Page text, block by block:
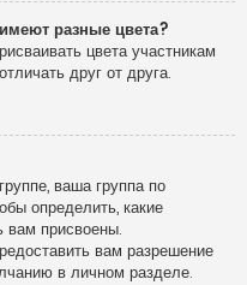
разные цвета?
цвета участникам
друг от друга.
ваша группа по
определить, какие
вам присвоены.
вам разрешение
в личном разделе.